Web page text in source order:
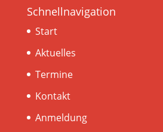
Schnellnavigation
Start
Aktuelles
Termine
Kontakt
Anmeldung